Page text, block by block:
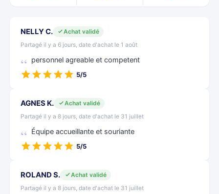
NELLY C.
Achat validé
Partagé il y a 6 jours, date d'achat le 1 août
personnel agreable et competent
5/5
AGNES K.
Achat validé
Partagé il y a 8 jours, date d'achat le 31 juillet
Équipe accueillante et souriante
5/5
ROLAND S.
Achat validé
Partagé il y a 8 jours, date d'achat le 31 juillet